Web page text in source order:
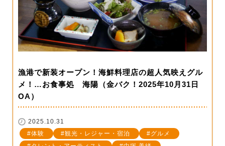
漁港で新装オープン！海鮮料理店の超人気映えグル
メ！…お食事処 海陽（金バク！2025年10月31日
OA）
2025.10.31
体験
観光・レジャー・宿泊
グルメ